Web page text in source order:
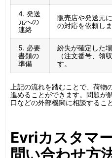
4. 発送
元への
連絡
販売店や発送元
の対応を依頼しま
5. 必要
書類の
準備
紛失が確定した
（注文番号、領
す。
上記の流れを踏むことで、荷物
進めることができます。問題が
口などの外部機関に相談するこ
Evriカスタマ
問い合わせ方